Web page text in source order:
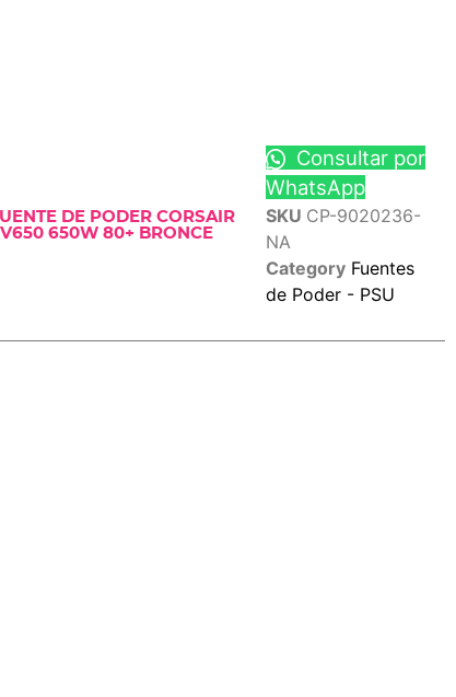
DE PODER CORSAIR
650W 80+ BRONCE
Consultar por
WhatsApp
SKU CP-9020236-
NA
Category Fuentes
de Poder - PSU